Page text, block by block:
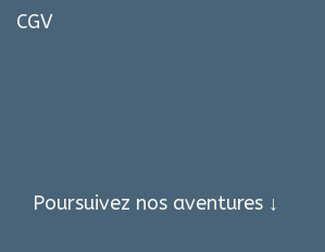
CGV
Poursuivez nos aventures ↓